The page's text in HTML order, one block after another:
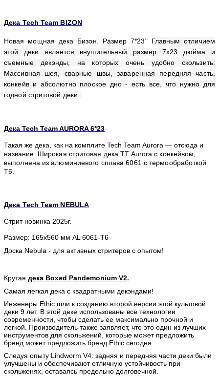
Дека Tech Team BIZON
Новая мощная дека Бизон. Размер 7*23" Главным отличием
этой деки является внушительный размер 7х23 дюйма и
съемные декэнды, на которых очень удобно скользить.
Массивная шея, сварные швы, заваренная передняя часть,
конкейв и абсолютно плоское дно - есть все, что нужно для
годной стритовой деки.
Дека Tech Team AURORA 6*23
Такая же дека, как на комплите Tech Team Aurora — отсюда и
название. Широкая стритовая дека TT Aurora с конкейвом,
выполнена из алюминиевого сплава 6061 с термообработкой
Т6.
Дека Tech Team NEBULA
Стрит новинка 2025г.
Размер: 165х560 мм AL 6061-T6
Доска Nebula - для активных стритеров с опытом!
Крутая дека Boxed Pandemonium V2.
Самая легкая дека с квадратными декэндами!
Инженеры Ethic шли к созданию второй версии этой культовой
деки 9 лет. В этой деке использованы все технологии
современности, чтобы сделать ее максимально прочной и
легкой. Производитель также заявляет, что это один из лучших
инструментов для скольжений, которые может предложить
бренд может предложить бренд Ethic сегодня.
Следуя опыту Lindworm V4: задняя и передняя части деки были
улучшены и обеспечивают отличную устойчивость при
скольженях, оставаясь предельно долговечной.